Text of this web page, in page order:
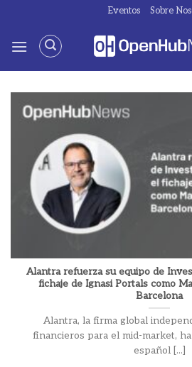
contenido
Eventos Sobre
Alantra refuerza su equipo de
fichaje de Ignasi Portals como
Barcelona
Alantra, la firma global
financieros para el mid-market,
español [...]